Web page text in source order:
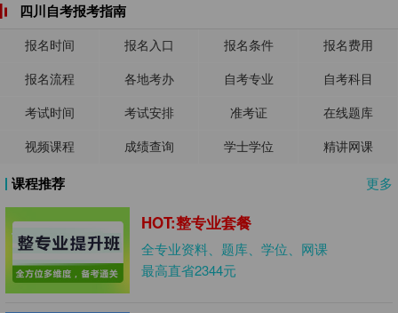
四川自考报考指南
报名时间 报名入口 报名条件
报名费用
报名流程
各地考办 自考专业
自考科目
考试时间
考试安排 准考证
在线题库
视频课程
成绩查询 学士学位 精讲网课
更多
课程推荐
HOT:整专业套餐
全专业资料、题库、学位、网课
最高直省2344元